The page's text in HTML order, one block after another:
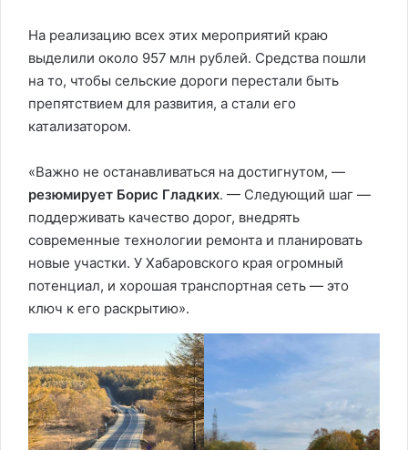
На реализацию всех этих мероприятий краю
выделили около 957 млн рублей. Средства пошли
на то, чтобы сельские дороги перестали быть
препятствием для развития, а стали его
катализатором.
«Важно не останавливаться на достигнутом, —
резюмирует Борис Гладких. — Следующий шаг —
поддерживать качество дорог, внедрять
современные технологии ремонта и планировать
новые участки. У Хабаровского края огромный
потенциал, и хорошая транспортная сеть — это
ключ к его раскрытию».